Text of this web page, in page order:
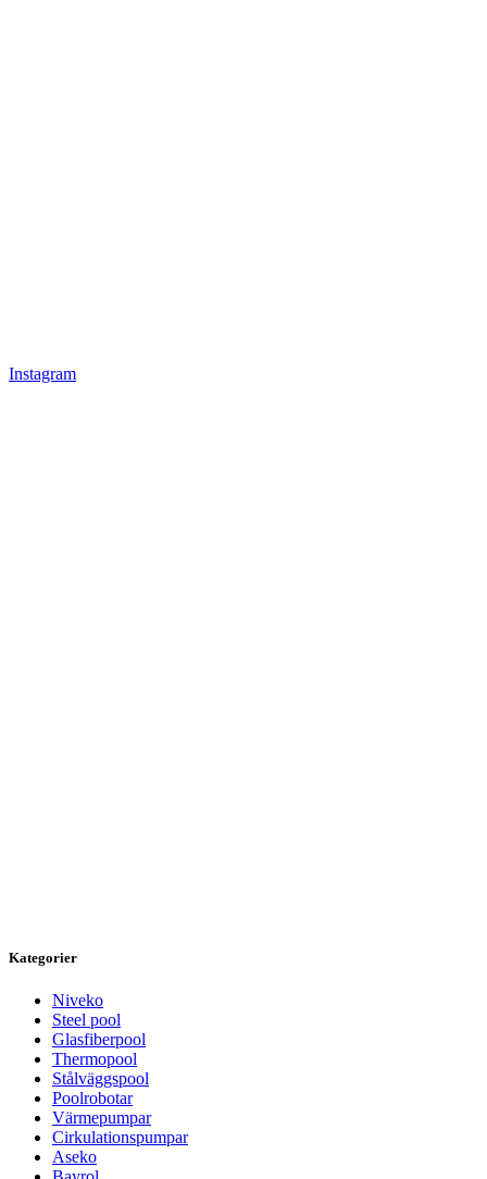
Instagram
Kategorier
Niveko
Steel pool
Glasfiberpool
Thermopool
Stålväggspool
Poolrobotar
Värmepumpar
Cirkulationspumpar
Aseko